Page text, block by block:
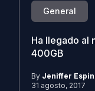
General
Ha llegado al
400GB
By Jeniffer
31 agosto, 2017